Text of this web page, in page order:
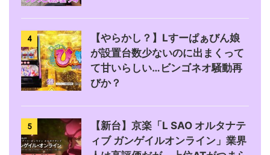
4
【やらかし？】Lすーぱぁびん娘
が設置台数少ないのに出まくって
て甘いらしい…ビンゴネオ騒動再
びか？
5
【新台】京楽「L SAO オルタナテ
ィブ ガンゲイルオンライン」業界